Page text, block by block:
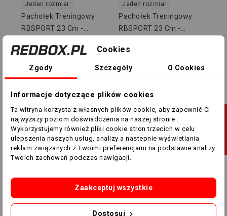
Jeden rozmiar
Pachołek Treningowy
RBSPORT 23 Cm -
10,00 zł 7,00 zł
Jeden rozmiar
Pachołek Treningowy
RBSPORT 23 Cm -
10,00 zł
-3,00 ZŁ
Pachołek Treningowy Z
Otworami RBSPORT - 38
Cm RB54164
-3,00 ZŁ
Pachołek Treningowy Z
Otworami RBSPORT - 38
Cm RB54164
Cookies
Zgody Szczegóły O Cookies
Informacje dotyczące plików cookies
Ta witryna korzysta z własnych plików cookie, aby zapewnić Ci
najwyższy poziom doświadczenia na naszej stronie .
Wykorzystujemy również pliki cookie stron trzecich w celu
ulepszenia naszych usług, analizy a nastepnie wyświetlania
reklam związanych z Twoimi preferencjami na podstawie analizy
Twoich zachowań podczas nawigacji.
Dostosuj
Zaakceptuj wszystkie